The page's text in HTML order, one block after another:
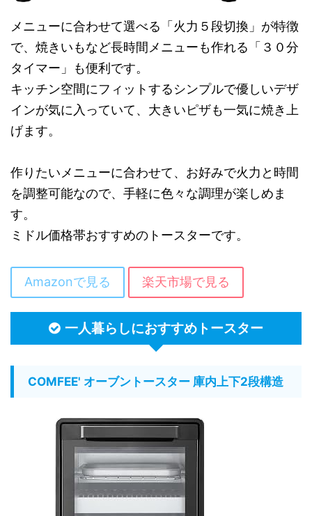
メニューに合わせて選べる「火力５段切換」が特徴
で、焼きいもなど長時間メニューも作れる「３０分
タイマー」も便利です。
キッチン空間にフィットするシンプルで優しいデザ
インが気に入っていて、大きいピザも一気に焼き上
げます。
作りたいメニューに合わせて、お好みで火力と時間
を調整可能なので、手軽に色々な調理が楽しめま
す。
ミドル価格帯おすすめのトースターです。
Amazonで見る 楽天市場で見る
一人暮らしにおすすめトースター
COMFEE' オーブントースター 庫内上下2段構造